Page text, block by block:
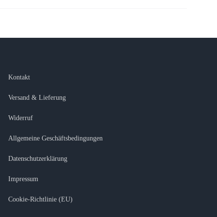
Kontakt
Versand & Lieferung
Widerruf
Allgemeine Geschäftsbedingungen
Datenschutzerklärung
Impressum
Cookie-Richtlinie (EU)